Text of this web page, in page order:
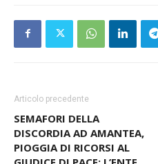
Articolo precedente
SEMAFORI DELLA
DISCORDIA AD AMANTEA,
PIOGGIA DI RICORSI AL